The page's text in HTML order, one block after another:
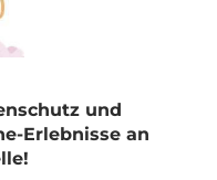
und
Erlebnisse an